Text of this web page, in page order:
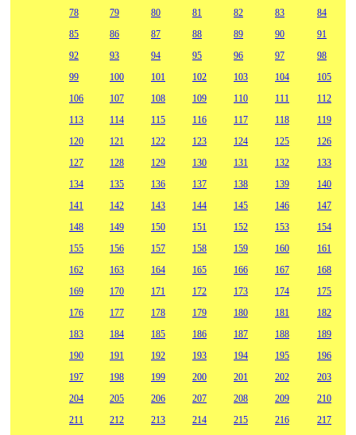
78
79 80 81 82 83
84
85
86 87 88 89 90
91
92
93 94 95 96 97
98
99
100 101 102 103 104
105
106
107 108 109 110 111
112
113
114 115 116 117 118
119
120
121 122 123 124 125
126
127
128 129 130 131 132
133
134
135 136 137 138 139
140
141
142 143 144 145 146
147
148
149 150 151 152 153
154
155
156 157 158 159 160
161
162
163 164 165 166 167
168
169
170 171 172 173 174
175
176
177 178 179 180 181
182
183
184 185 186 187 188
189
190
191 192 193 194 195
196
197
198 199 200 201 202
203
204
205 206 207 208 209
210
211
212 213 214 215 216
217